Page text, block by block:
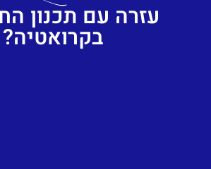
עזרה עם תכנון
בקרואטיה?